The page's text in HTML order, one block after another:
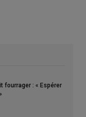
fourrager : « Espérer